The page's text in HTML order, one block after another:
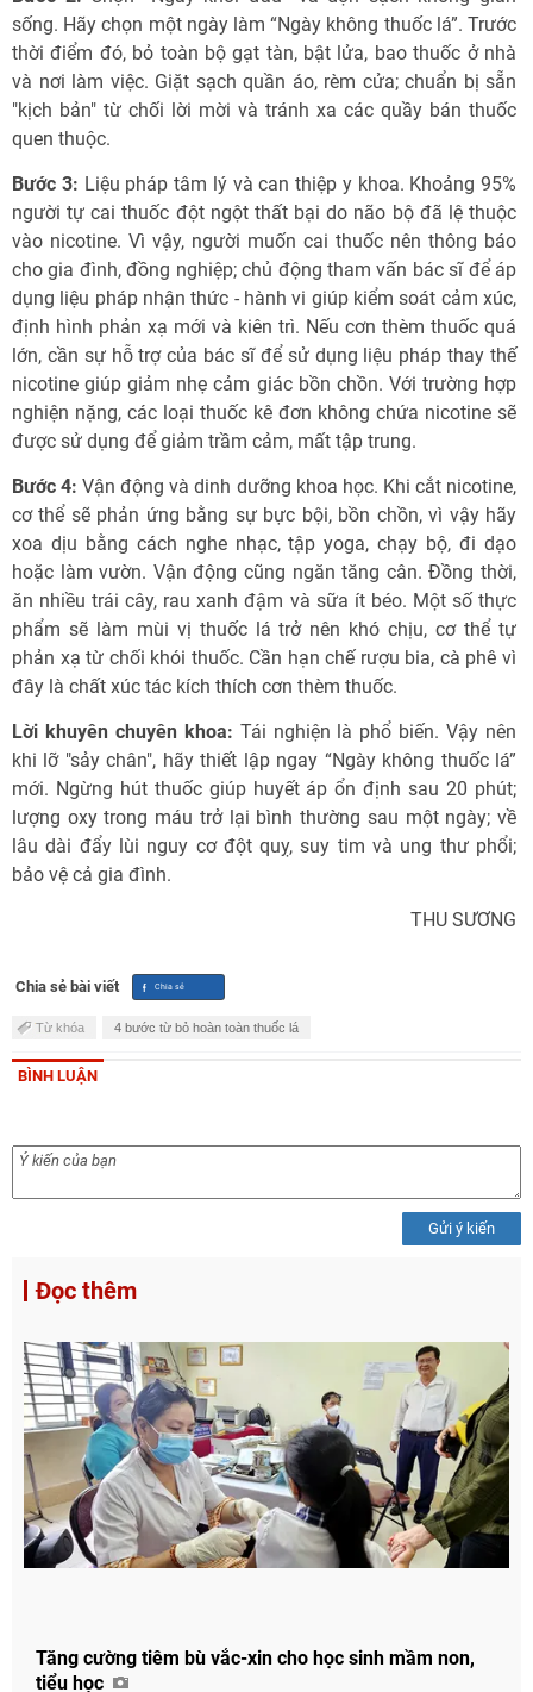
sống. Hãy chọn một ngày làm “Ngày không thuốc lá”. Trước
thời điểm đó, bỏ toàn bộ gạt tàn, bật lửa, bao thuốc ở nhà
và nơi làm việc. Giặt sạch quần áo, rèm cửa; chuẩn bị sẵn
"kịch bản" từ chối lời mời và tránh xa các quầy bán thuốc
quen thuộc.
Bước 3: Liệu pháp tâm lý và can thiệp y khoa. Khoảng 95%
người tự cai thuốc đột ngột thất bại do não bộ đã lệ thuộc
vào nicotine. Vì vậy, người muốn cai thuốc nên thông báo
cho gia đình, đồng nghiệp; chủ động tham vấn bác sĩ để áp
dụng liệu pháp nhận thức - hành vi giúp kiểm soát cảm xúc,
định hình phản xạ mới và kiên trì. Nếu cơn thèm thuốc quá
lớn, cần sự hỗ trợ của bác sĩ để sử dụng liệu pháp thay thế
nicotine giúp giảm nhẹ cảm giác bồn chồn. Với trường hợp
nghiện nặng, các loại thuốc kê đơn không chứa nicotine sẽ
được sử dụng để giảm trầm cảm, mất tập trung.
Bước 4: Vận động và dinh dưỡng khoa học. Khi cắt nicotine,
cơ thể sẽ phản ứng bằng sự bực bội, bồn chồn, vì vậy hãy
xoa dịu bằng cách nghe nhạc, tập yoga, chạy bộ, đi dạo
hoặc làm vườn. Vận động cũng ngăn tăng cân. Đồng thời,
ăn nhiều trái cây, rau xanh đậm và sữa ít béo. Một số thực
phẩm sẽ làm mùi vị thuốc lá trở nên khó chịu, cơ thể tự
phản xạ từ chối khói thuốc. Cần hạn chế rượu bia, cà phê vì
đây là chất xúc tác kích thích cơn thèm thuốc.
Lời khuyên chuyên khoa: Tái nghiện là phổ biến. Vậy nên
khi lỡ "sảy chân", hãy thiết lập ngay “Ngày không thuốc lá”
mới. Ngừng hút thuốc giúp huyết áp ổn định sau 20 phút;
lượng oxy trong máu trở lại bình thường sau một ngày; về
lâu dài đẩy lùi nguy cơ đột quỵ, suy tim và ung thư phổi;
bảo vệ cả gia đình.
THU SƯƠNG
Chia sẻ bài viết
Từ khóa 4 bước từ bỏ hoàn toàn thuốc lá
BÌNH LUẬN
Gửi ý kiến
Đọc thêm
Tăng cường tiêm bù vắc-xin cho học sinh mầm non,
tiểu học